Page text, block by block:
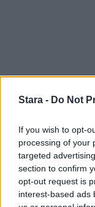
Stara - Do Not
If you wish to opt-
processing of your
targeted
section to confirm
opt-out request is
interest-based ads